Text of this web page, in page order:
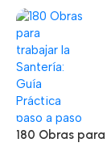
180 Obras para